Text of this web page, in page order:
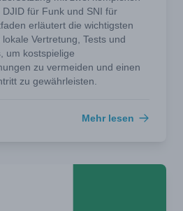
für Funk und SNI für
erläutert die wichtigsten
Vertretung, Tests und
um kostspielige
zu vermeiden und einen
zu gewährleisten.
Mehr lesen